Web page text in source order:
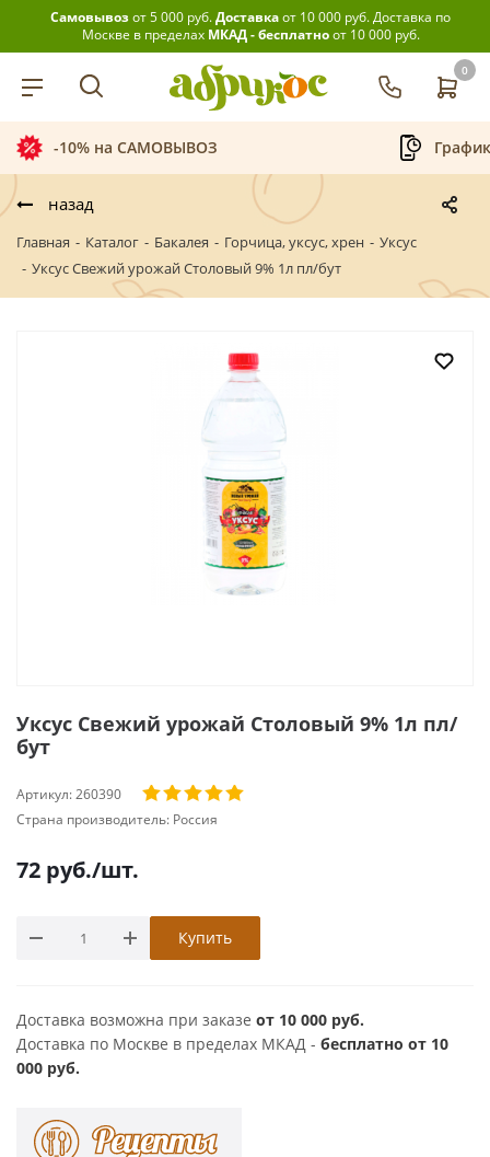
Самовывозот 5 000 руб.Доставкаот 10 000 руб.Доставка по
Москве в пределах МКАД - бесплатноот 10 000 руб.
0
График приёма заказов
назад
Главная - Каталог - Бакалея - Горчица, уксус, хрен - Уксус
- Уксус Свежий урожай Столовый 9% 1л пл/бут
Уксус Свежий урожай Столовый 9% 1л пл/
бут
Артикул:260390
Страна производитель: Россия
72 руб./шт.
Купить
Доставка возможна при заказе от 10 000 руб.
Доставка по Москве в пределах МКАД - бесплатно от 10
000 руб.